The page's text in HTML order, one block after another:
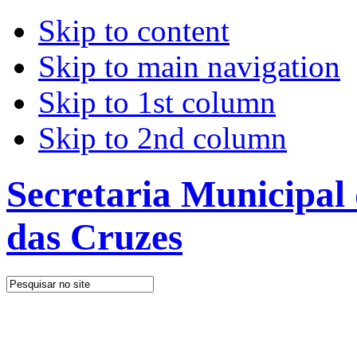
Skip to content
Skip to main navigation
Skip to 1st column
Skip to 2nd column
Secretaria
das Cruzes